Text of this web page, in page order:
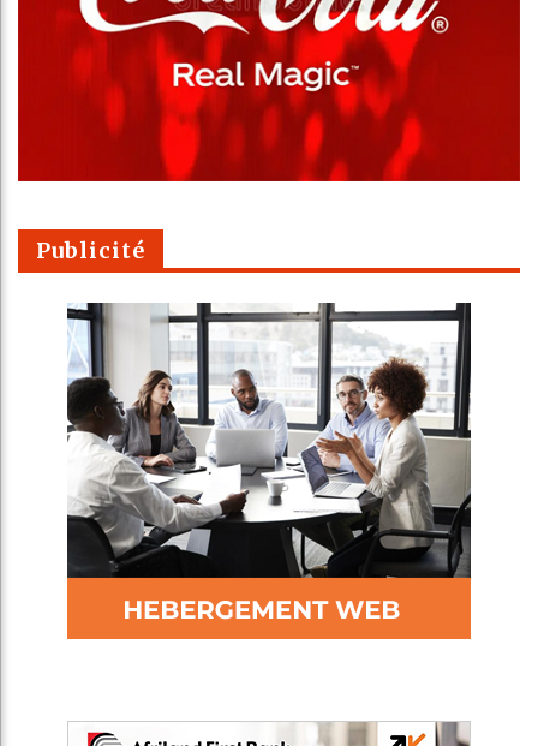
Publicité